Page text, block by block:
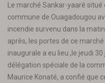
Le marché Sankar-yaaré
commune de Ouagadougou
incendie survenu dans la
après, les portes de ce
inaugurale a eu lieu ,le jeudi
délégation spéciale de la
Maurice Konaté, a confié que